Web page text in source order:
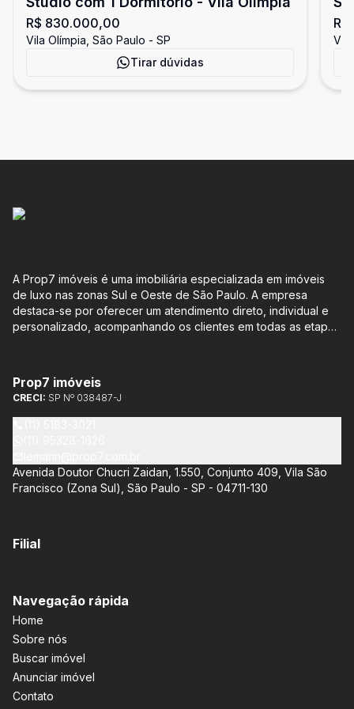
R$ 830.000,00
Vila Olímpia, São Paulo - SP
Tirar dúvidas
A Prop7 imóveis é uma imobiliária especializada em imóveis
de luxo nas zonas Sul e Oeste de São Paulo. A empresa
destaca-se por oferecer um atendimento direto, individual e
personalizado, acompanhando os clientes em todas as etapas
Lemann Imóveis, destaca-se o Isla by Cyrela, localizado em
Santo Amaro, que oferece apartamentos de 113 m² e 136 m²,
com opções de 3 ou 4 quartos e até 3 suítes. Esses imóveis
estão situados próximos ao Metrô e à Marginal Pinheiros,
Prop7 imóveis
CRECI: SP Nº 038487-J
Avenida Doutor Chucri Zaidan, 1.550, Conjunto 409, Vila São
Francisco (Zona Sul), São Paulo - SP - 04711-130
Filial
Navegação rápida
Home
Sobre nós
Buscar imóvel
Anunciar imóvel
Contato